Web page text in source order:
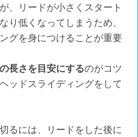
、リードが小さくスタート
り低くなってしまうため、
グを身につけることが重要
長さを目安にするのがコツ
ッドスライディングをして
るには、リードをした後に